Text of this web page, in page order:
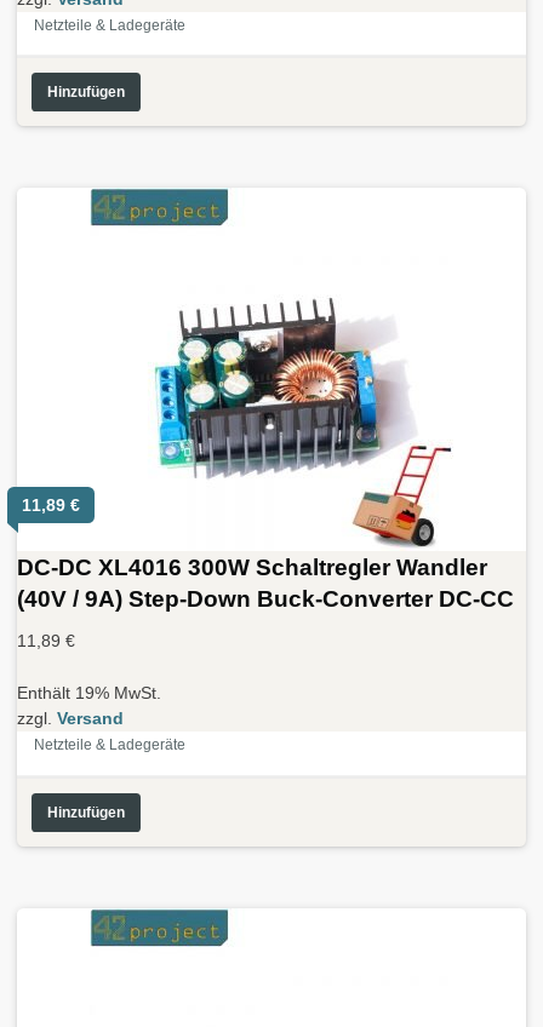
Netzteile & Ladegeräte
Hinzufügen
11,89 €
DC-DC XL4016 300W Schaltregler Wandler
(40V / 9A) Step-Down Buck-Converter DC-CC
11,89 €
Enthält 19% MwSt.
zzgl. Versand
Netzteile & Ladegeräte
Hinzufügen